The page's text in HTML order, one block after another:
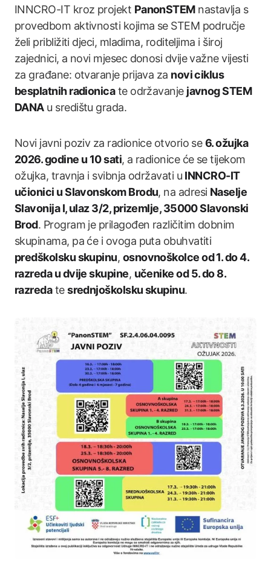
INNCRO-IT kroz projekt PanonSTEMnastavlja s
provedbom aktivnosti kojima se STEM područje
želi približiti djeci, mladima, roditeljima i široj
zajednici, a novi mjesec donosi dvije važne vijesti
za građane: otvaranje prijava za novi ciklus
besplatnih radionicate održavanje javnog STEM
DANAu središtu grada.
Novi javni poziv za radionice otvorio se6. ožujka
2026. godine u 10 sati, a radionice će se tijekom
ožujka, travnja i svibnja održavati u INNCRO-IT
učionici u Slavonskom Brodu, na adresi Naselje
Slavonija I, ulaz 3/2, prizemlje, 35000 Slavonski
Brod. Program je prilagođen različitim dobnim
skupinama, pa će i ovoga puta obuhvatiti
predškolsku skupinu, osnovnoškolce od 1. do 4.
razreda u dvije skupine, učenike od 5. do 8.
razredatesrednjoškolsku skupinu.